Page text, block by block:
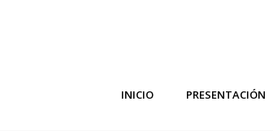
INICIO PRESENTACIÓN